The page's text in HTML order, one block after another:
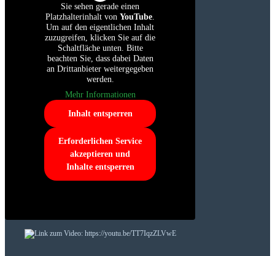
Sie sehen gerade einen
Platzhalterinhalt von YouTube
Um auf den eigentlichen Inhalt
zuzugreifen, klicken Sie auf die
Schaltfläche unten. Bitte
beachten Sie, dass dabei Daten
an Drittanbieter weitergegeben
werden.
Mehr Informationen
Inhalt entsperren
Erforderlichen Service
akzeptieren und
Inhalte entsperren